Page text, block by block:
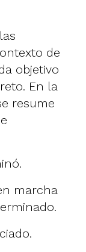
de
objetivo
En la
resume
marcha